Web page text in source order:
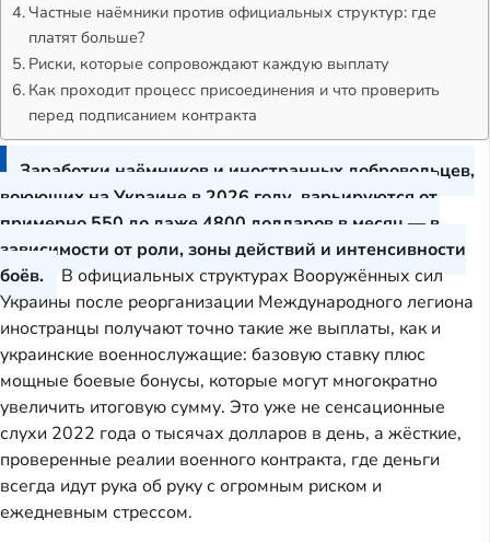
Частные наёмники против официальных структур: где
платят больше?
Риски, которые сопровождают каждую выплату
Как проходит процесс присоединения и что проверить
перед подписанием контракта
Заработки наёмников и иностранных добровольцев,
воюющих на Украине в 2026 году, варьируются от
примерно 550 до даже 4800 долларов в месяц — в
зависимости от роли, зоны действий и интенсивности
боёв.
В официальных структурах Вооружённых сил
Украины после реорганизации Международного легиона
иностранцы получают точно такие же выплаты, как и
украинские военнослужащие: базовую ставку плюс
мощные боевые бонусы, которые могут многократно
увеличить итоговую сумму. Это уже не сенсационные
слухи 2022 года о тысячах долларов в день, а жёсткие,
проверенные реалии военного контракта, где деньги
всегда идут рука об руку с огромным риском и
ежедневным стрессом.